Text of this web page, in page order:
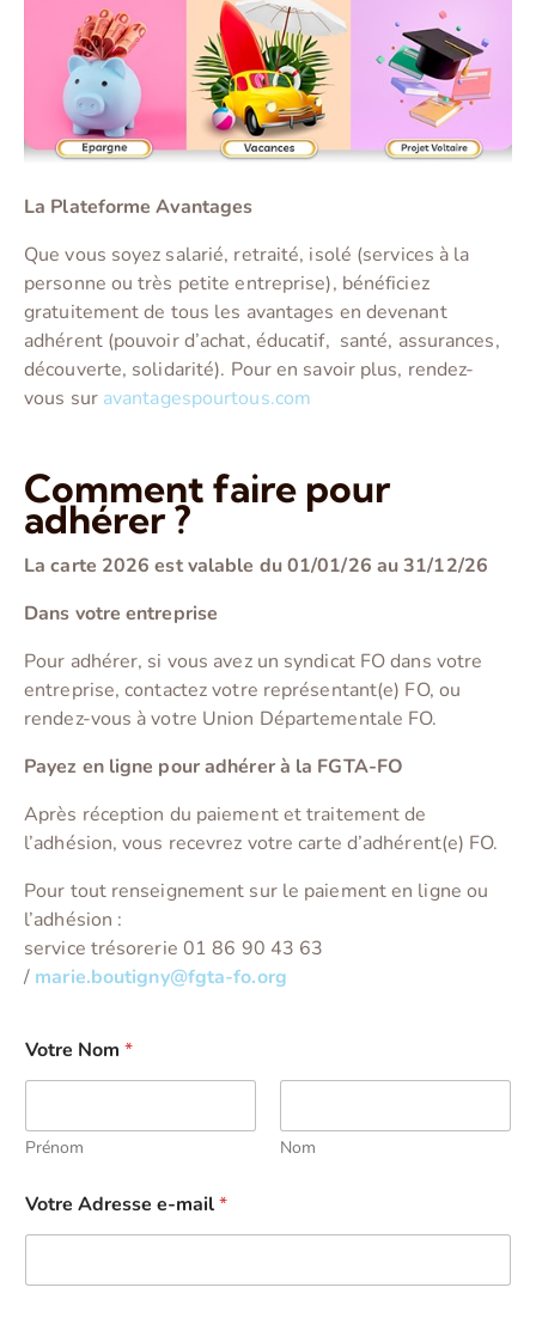
La Plateforme Avantages
Que vous soyez salarié, retraité, isolé (services à la
personne ou très petite entreprise), bénéficiez
gratuitement de tous les avantages en devenant
adhérent (pouvoir d’achat, éducatif, santé, assurances,
découverte, solidarité). Pour en savoir plus, rendez-
vous sur avantagespourtous.com
Comment faire pour
adhérer ?
La carte 2026 est valable du 01/01/26 au 31/12/26
Dans votre entreprise
Pour adhérer, si vous avez un syndicat FO dans votre
entreprise, contactez votre représentant(e) FO, ou
rendez-vous à votre Union Départementale FO.
Payez en ligne pour adhérer à la FGTA-FO
Après réception du paiement et traitement de
l’adhésion, vous recevrez votre carte d’adhérent(e) FO.
Pour tout renseignement sur le paiement en ligne ou
l’adhésion :
service trésorerie 01 86 90 43 63
/ marie.boutigny@fgta-fo.org
Votre Nom *
Prénom Nom
Votre Adresse e-mail*